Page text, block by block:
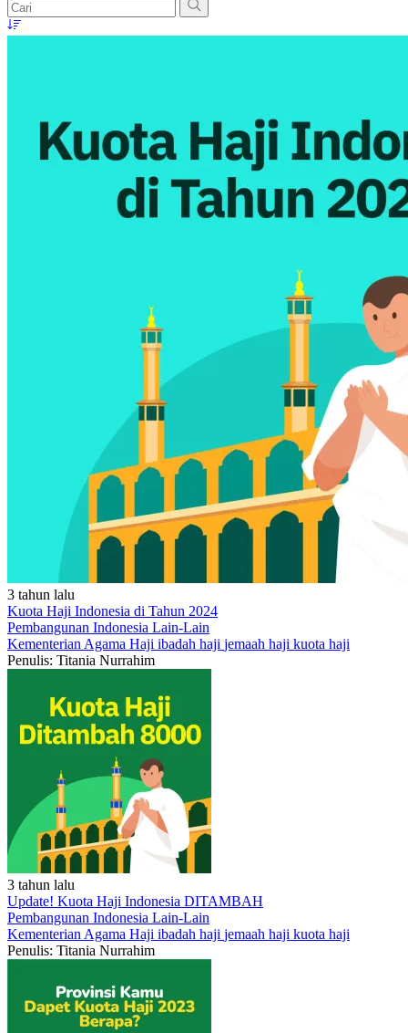
3 tahun lalu
Kuota Haji Indonesia di Tahun 2024
Pembangunan Indonesia Lain-Lain
Kementerian Agama Haji ibadah haji jemaah haji kuota haji
Penulis: Titania Nurrahim
3 tahun lalu
Update! Kuota Haji Indonesia DITAMBAH
Pembangunan Indonesia Lain-Lain
Kementerian Agama Haji ibadah haji jemaah haji kuota haji
Penulis: Titania Nurrahim